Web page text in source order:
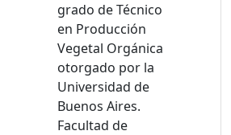
grado de Técnico
en Producción
Vegetal Orgánica
otorgado por la
Universidad de
Buenos Aires.
Facultad de